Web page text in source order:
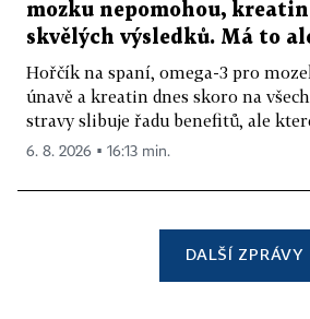
mozku nepomohou,
skvělých výsledků. Má to
Hořčík na spaní, omega-3 pro
únavě a kreatin dnes skoro na
stravy slibuje řadu benefitů, ale
6. 8. 2026 ▪ 16:13 min.
DALŠÍ ZPRÁVY